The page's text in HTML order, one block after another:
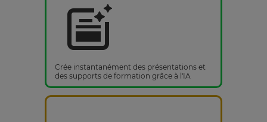
Crée instantanément des présentations et
des supports de formation grâce à l'IA